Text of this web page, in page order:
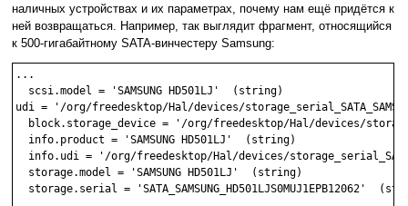
наличных устройствах и их параметрах, почему нам ещё придётся к
ней возвращаться. Например, так выглядит фрагмент, относящийся
к 500-гигабайтному SATA-винчестеру Samsung:
...
  scsi.model = 'SAMSUNG HD501LJ'  (string)
udi = '/org/freedesktop/Hal/devices/
block.storage_device = '/org/freedesktop/Hal/devices/
  info.product = 'SAMSUNG HD501LJ'  (string)
info.udi = '/org/freedesktop/Hal/devices/
  storage.model = 'SAMSUNG HD501LJ'  (string)
storage.serial = 'SATA_SAMSUNG_HD501LJS0MUJ1EPB12062'